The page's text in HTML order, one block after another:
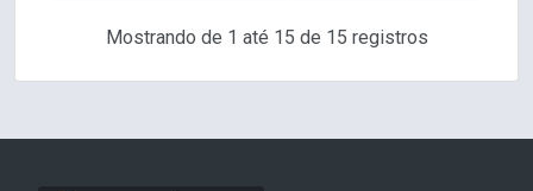
Mostrando de 1 até 15 de 15 registros